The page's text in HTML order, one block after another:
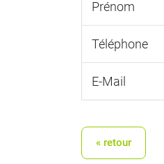
Prénom
Téléphone
E-Mail
« retour